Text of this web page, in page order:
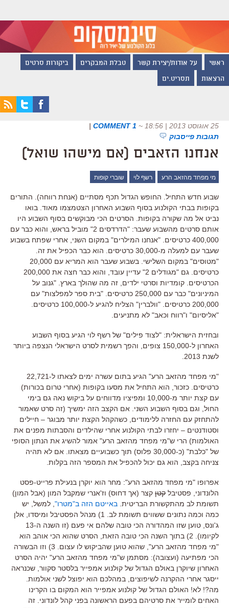
ראשי על אודות/יצירת קשר טבלת המבקרים ביקורות סרטים
הרצאות תסריט.ים
25 אוגוסט 2013 | 18:56 ~
1 COMMENT
|
תגובות פייסבוק
אנחנו הזאבים (אם מישהו שואל)
מי מפחד מהזאב הרע רשף לוי שוברי קופות
שבוע חדש התחיל. החופש הגדול תכף מסתיים (אנחת רווחה). התורים
בקופות בבתי הקולנוע בסוף השבוע האחרון הצטמצמו מאוד. בואו
נביט אל מה שקורה בקופות. הסרטים הכי מבוקשים בסוף השבוע היו
אותם סרטים מהשבוע שעבר: "הדרדסים 2" מוביל בראש, והוא כבר עם
400,000 כרטיסים. "אנחנו המילרים" במקום השני, אחרי שפתח בשבוע
שעבר עם למעלה מ-30,000 כרטיסים. הוא כבר הכפיל את זה.
"מטוסים" במקום השלישי. בשבוע שעבר הוא המריא עם 20,000
כרטיסים. גם "מגודלים 2" עדיין עובד, והוא כבר חצה את 200,000
הכרטיסים. קומדיות וסרטי ילדים, זה מה שהולך בארץ. "גנוב על
המיניונים" כבר עם 250,000 כרטיסים. "בית ספר למפלצות" עם
200,000 כרטיסים. "וולברין" הצליח להגיע ל-100,000 כרטיסים.
"אליסיום" ו"רווח וכאב" לא מתניעים.
ובחזית הישראלית: "לצוד פילים" של רשף לוי הגיע בסוף השבוע
האחרון ל-150,000 צופים, והפך רשמית לסרט הישראלי הנצפה ביותר
לשנת 2013.
"מי מפחד מהזאב הרע" הגיע בתום עשרה ימים לצאתו
ל-22,721
כרטיסים. כזכור, הוא התחיל את מסעו בקופות (אחרי טרום בכורות)
עם קצת יותר מ-10,000 ומפיציו מדווחים על ביקוש נאה גם בימי
החול, וגם בסוף השבוע השני. אם הקצב הזה ימשיך (זה סרט שאמור
להתחזק עם החזרה ללימודים, כשהקהל הקצת יותר מבוגר – חיילים
וסטודנטים – יחזרו לבתי הקולנוע אחרי שהילדים והסבתות מפנים את
האולמות) הרי ש"מי מפחד מהזאב הרע" אמור להשיג את הנתון הסופי
של "כלבת" (כ-30,000 פלוס) תוך כשבועיים מצאתו. אם לא תהיה
צניחה בקצב, הוא גם יכול להכפיל את המספר הזה בקלות.
אפרופו "מי מפחד מהזאב הרע": מחר הוא יוקרן בנעילת פרייט-פסט
הלונדוני, פסטיבל קטן קצר (אך דחוס) וז'אנרי שמקבל המון (אבל המון)
תשומת לב מהתקשורת הבריטית. באייטם הזה ב"מטרו" , למשל, יש
כמה וכמה נתונים ששווים תשומת לב. 1) מנהל הפסטיבל ומיסדו, אלן
ג'ונס, טוען שזו המהדורה הכי טובה שלהם אי פעם (זו השנה ה-13
לקיומו). 2) בתוך השנה הכי טובה הזאת, הסרט שהוא הכי אוהב הוא
"מי מפחד מהזאב הרע", שהוא טוען שהביקוש לו עצום. 3) וזו הבשורה
הכי מפתיעה (ועצובה): מסתמן ש"מי מפחד מהזאב הרע" יהיה הסרט
האחרון שיוקרן באולם הגדול של קולנוע אמפייר בלסטר סקוור, שכנראה
ייסגר אחרי ההקרנה לשיפוצים, במהלכם הוא יפוצל לשני אולמות.
מה?! לא! האולם הגדול של קולנוע אמפייר הוא המקום בו הקרינו
האחים לומייר את סרטיהם בפעם הראשונה בפני קהל לונדוני. זה